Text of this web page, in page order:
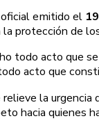
emitido el
protección de
todo acto que
acto que
la
hacia quienes